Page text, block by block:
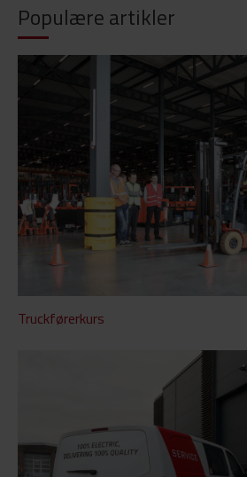
Populære artikler
Truckførerkurs